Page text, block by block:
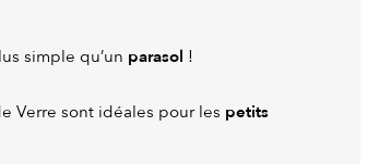
simple qu’un parasol !
Verre sont idéales pour les petits